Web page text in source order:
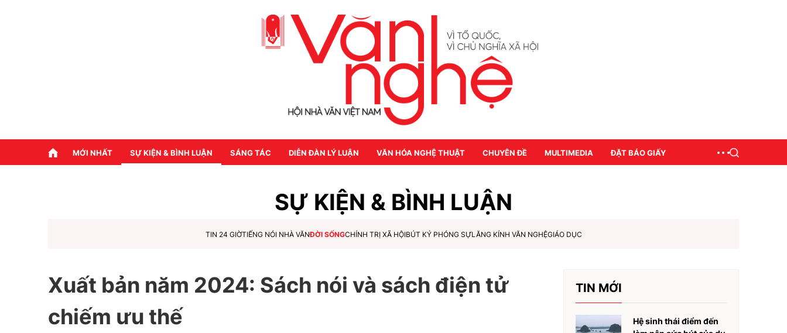
MỚI NHẤT SỰ KIỆN & BÌNH LUẬN SÁNG TÁC DIỄN ĐÀN LÝ LUẬN VĂN HÓA NGHỆ THUẬT CHUYÊN ĐỀ MULTIMEDIA ĐẶT BÁO GIẤY
SỰ KIỆN & BÌNH LUẬN
TIN 24 GIỜTIẾNG NÓI NHÀ VĂNĐỜI SỐNGCHÍNH TRỊ XÃ HỘIBÚT KÝ PHÓNG SỰLĂNG KÍNH VĂN NGHỆGIÁO DỤC
Xuất bản năm 2024: Sách nói và sách điện tử
chiếm ưu thế
TIN MỚI
Hệ sinh thái điểm đến